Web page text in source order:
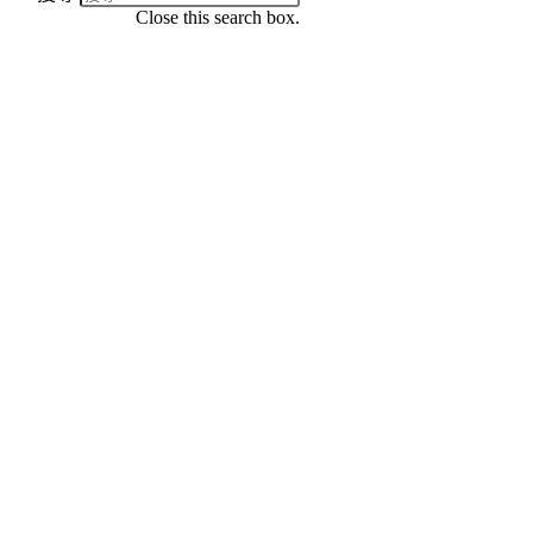
Close this search box.